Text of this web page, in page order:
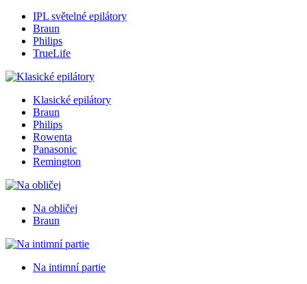
IPL světelné epilátory
Braun
Philips
TrueLife
Klasické epilátory
Braun
Philips
Rowenta
Panasonic
Remington
Na obličej
Braun
Na intimní partie